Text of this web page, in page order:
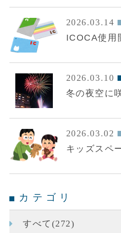
2026.03.14
ICOCA使用
2026.03.10
冬の夜空に
2026.03.02
キッズスペ
カテゴリ
すべて(272)